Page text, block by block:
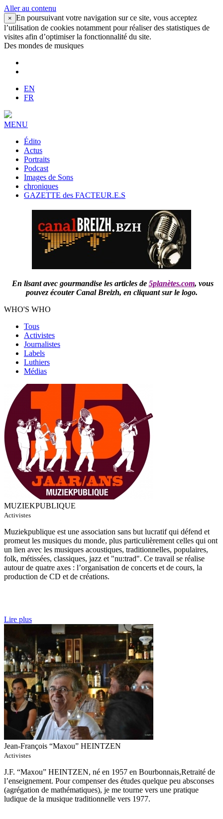
Aller au contenu
× En poursuivant votre navigation sur ce site, vous acceptez
l’utilisation de cookies notamment pour réaliser des statistiques de
visites afin d’optimiser la fonctionnalité du site.
Des mondes de musiques
EN
FR
MENU
Édito
Actus
Portraits
Podcast
Images de Sons
chroniques
GAZETTE des FACTEUR.E.S
En lisant avec gourmandise les articles de 5planètes.com, vous
pouvez écouter Canal Breizh, en cliquant sur le logo.
WHO'S WHO
Tous
Activistes
Journalistes
Labels
Luthiers
Médias
MUZIEKPUBLIQUE
Activistes
Muziekpublique est une association sans but lucratif qui défend et
promeut les musiques du monde, plus particulièrement celles qui ont
un lien avec les musiques acoustiques, traditionnelles, populaires,
folk, métissées, classiques, jazz et "nu:trad". Ce travail se réalise
autour de quatre axes : l’organisation de concerts et de cours, la
production de CD et de créations.
Lire plus
Jean-François “Maxou” HEINTZEN
Activistes
J.F. “Maxou” HEINTZEN, né en 1957 en Bourbonnais,Retraité de
l’enseignement. Pour compenser des études quelque peu absconses
(agrégation de mathématiques), je me tourne vers une pratique
ludique de la musique traditionnelle vers 1977.